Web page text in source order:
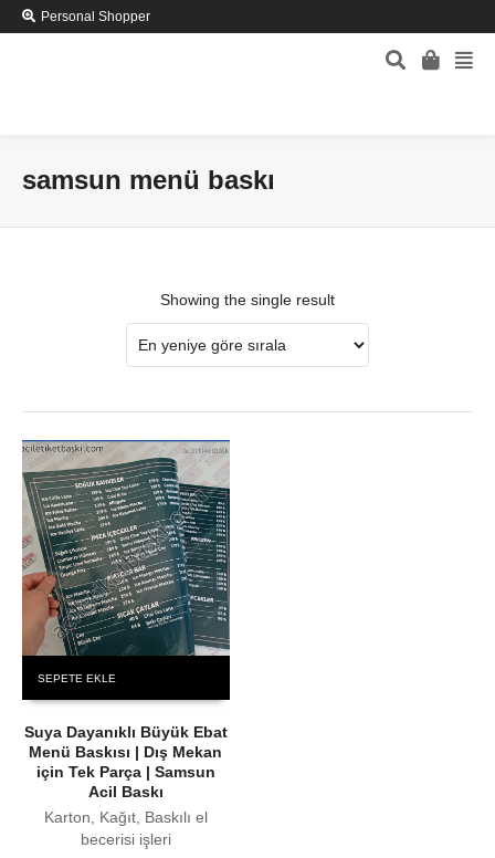
Personal Shopper
samsun menü baskı
Showing the single result
SEPETE EKLE
Suya Dayanıklı Büyük Ebat
Menü Baskısı | Dış Mekan
için Tek Parça | Samsun
Acil Baskı
Karton, Kağıt, Baskılı el
becerisi işleri